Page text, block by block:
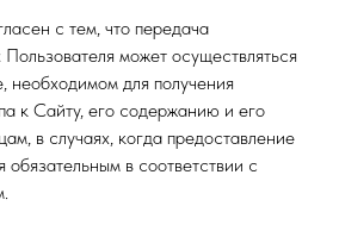
с тем, что передача
может осуществляться
для получения
к Сайту, его содержанию и его
в случаях, когда предоставление
обязательным в соответствии с